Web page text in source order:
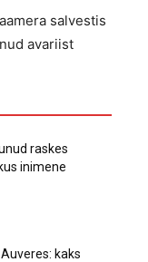
salvestis
avariist
raskes
inimene
kaks